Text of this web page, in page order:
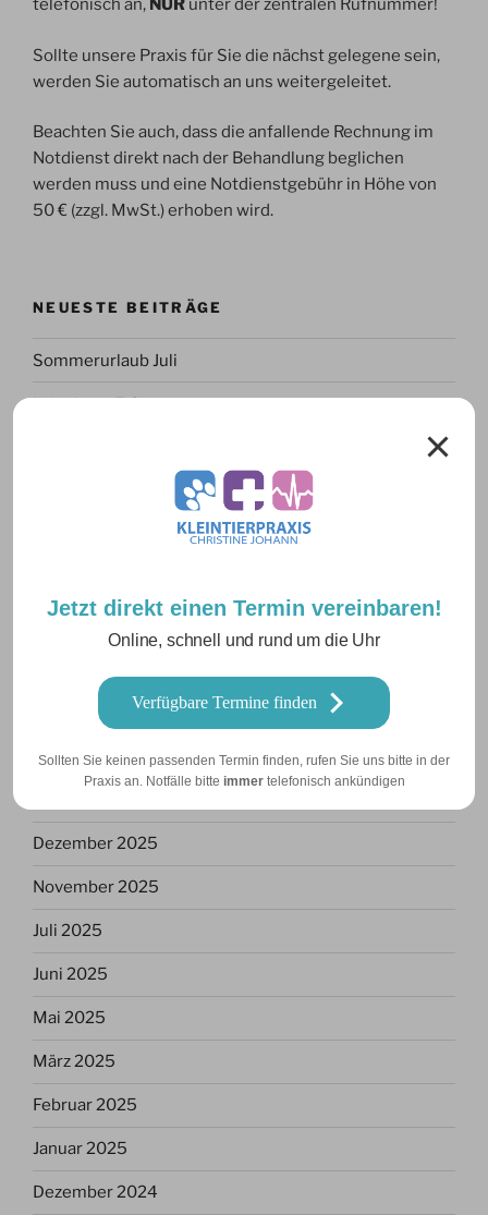
Jetzt direkt einen Termin vereinbaren!
Online, schnell und rund um die Uhr
Verfügbare Termine finden
Sollten Sie keinen passenden Termin finden, rufen Sie uns bitte in der
Praxis an. Notfälle bitte immertelefonisch ankündigen
telefonisch an, NUR unter der zentralen Rufnummer!
Sollte unsere Praxis für Sie die nächst gelegene sein,
werden Sie automatisch an uns weitergeleitet.
Beachten Sie auch, dass die anfallende Rechnung im
Notdienst direkt nach der Behandlung beglichen
werden muss und eine Notdienstgebühr in Höhe von
50 € (zzgl. MwSt.) erhoben wird.
NEUESTE BEITRÄGE
Sommerurlaub Juli
Urlaub am 5.6.
Inguinaler Kryptorchismus
Pyometra bei einer Bernhardiner Hündin
ARCHIV
Juni 2026
April 2026
Dezember 2025
November 2025
Juli 2025
Juni 2025
Mai 2025
März 2025
Februar 2025
Januar 2025
Dezember 2024